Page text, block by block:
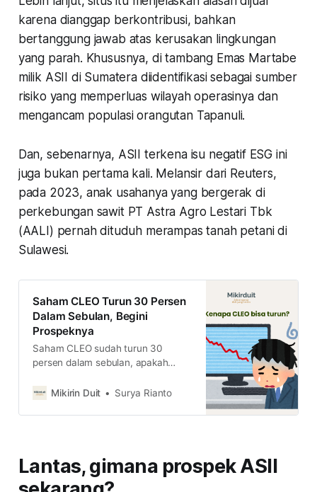
karena dianggap berkontribusi, bahkan
bertanggung jawab atas kerusakan lingkungan
yang parah. Khususnya, di tambang Emas Martabe
milik ASII di Sumatera diidentifikasi sebagai sumber
risiko yang memperluas wilayah operasinya dan
mengancam populasi orangutan Tapanuli.
Dan, sebenarnya, ASII terkena isu negatif ESG ini
juga bukan pertama kali. Melansir dari Reuters,
pada 2023, anak usahanya yang bergerak di
perkebungan sawit PT Astra Agro Lestari Tbk
(AALI) pernah dituduh merampas tanah petani di
Sulawesi.
Saham CLEO Turun 30 Persen
Dalam Sebulan, Begini
Prospeknya
Saham CLEO sudah turun 30
persen dalam sebulan, apakah
ulasan lengkapnya di sini.
Mikirin Duit Surya Rianto
Lantas, gimana prospek ASII